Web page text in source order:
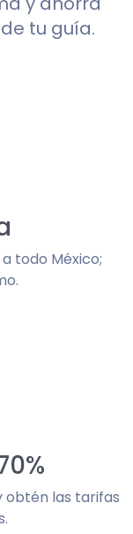
tu guía.
todo México;
obtén las tarifas